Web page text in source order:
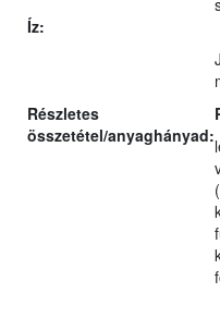
Íz:
Részletes
összetétel/anyaghányad: